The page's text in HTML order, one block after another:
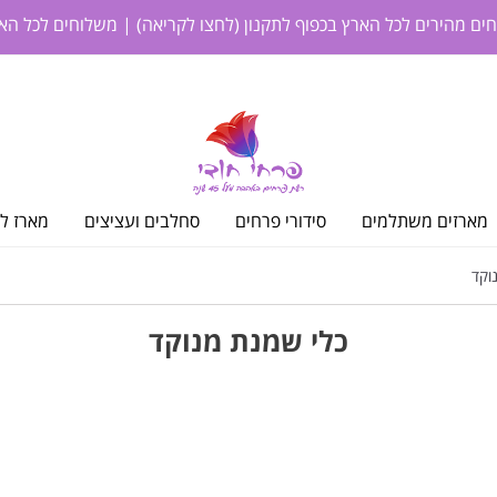
מהירים לכל הארץ בכפוף לתקנון (לחצו לקריאה) | משלוחים לכל
מארזים משתלמים סידורי פרחים סחלבים ועציצים מארז
כלי שמנת מנוקד